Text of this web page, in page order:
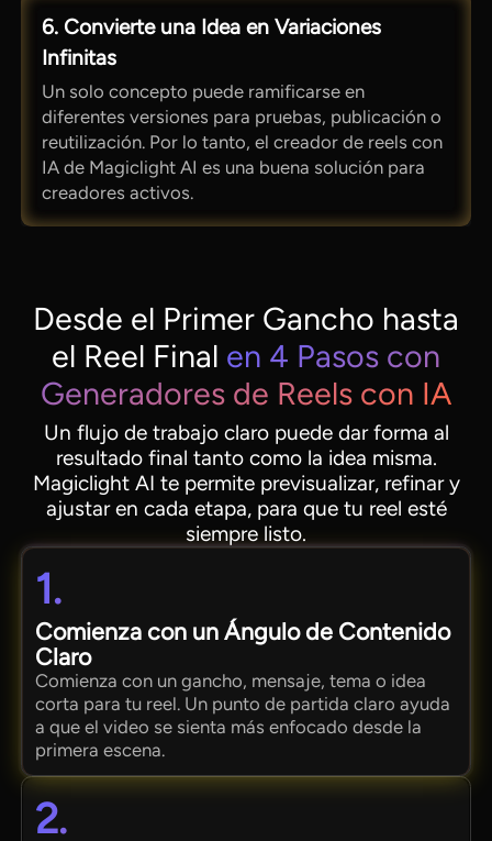
6. Convierte una Idea en Variaciones
Infinitas
Un solo concepto puede ramificarse en
diferentes versiones para pruebas, publicación o
reutilización. Por lo tanto, el creador de reels con
IA de Magiclight AI es una buena solución para
creadores activos.
Desde el Primer Gancho hasta
el Reel Final en 4 Pasos con
Generadores de Reels con IA
Un flujo de trabajo claro puede dar forma al
resultado final tanto como la idea misma.
Magiclight AI te permite previsualizar, refinar y
ajustar en cada etapa, para que tu reel esté
siempre listo.
1.
Comienza con un Ángulo de Contenido
Claro
Comienza con un gancho, mensaje, tema o idea
corta para tu reel. Un punto de partida claro ayuda
a que el video se sienta más enfocado desde la
primera escena.
2.